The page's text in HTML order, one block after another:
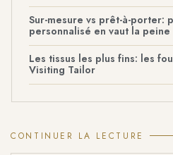
Sur-mesure vs prêt-à-porter:
personnalisé en vaut la peine
Les tissus les plus fins: les
Visiting Tailor
CONTINUER LA LECTURE